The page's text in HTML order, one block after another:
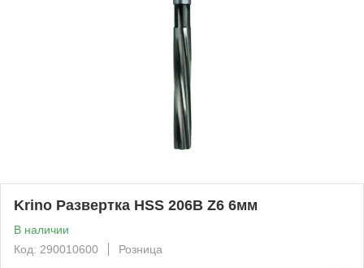
Krino Развертка HSS 206B Z6 6мм
В наличии
Код: 290010600
Розница